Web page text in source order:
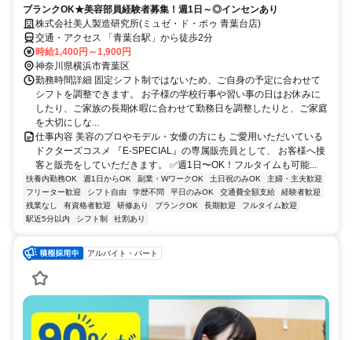
ブランクOK★美容部員経験者募集！週1日～◎インセンあり
株式会社美人製造研究所(ミュゼ・ド・ポゥ 青葉台店)
交通・アクセス 「青葉台駅」から徒歩2分
時給1,400円～1,900円
神奈川県横浜市青葉区
勤務時間詳細 固定シフト制ではないため、ご自身の予定に合わせて
シフトを調整できます。 お子様の学校行事や習い事の日はお休みに
したり、ご家族の長期休暇に合わせて勤務日を調整したりと、ご家庭
を大切にしな...
仕事内容 美容のプロやモデル・女優の方にも ご愛用いただいている
ドクターズコスメ 『E-SPECIAL』の専属販売員として、 お客様へ接
客と販売をしていただきます。 ✅週1日〜OK！フルタイムも可能...
扶養内勤務OK 週1日からOK 副業・WワークOK 土日祝のみOK
主婦・主夫歓迎
フリーター歓迎
シフト自由 学歴不問 平日のみOK 交通費全額支給
経験者歓迎
残業なし
有資格者歓迎 研修あり ブランクOK 長期歓迎
フルタイム歓迎
駅近5分以内
シフト制 社割あり
アルバイト・パート